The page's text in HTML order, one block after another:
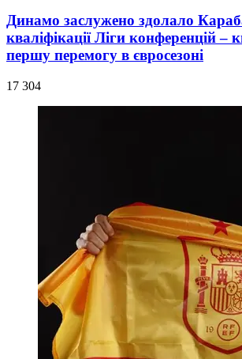
Динамо заслужено здолало
кваліфікації Ліги конференцій –
першу перемогу в євросезоні
17 304